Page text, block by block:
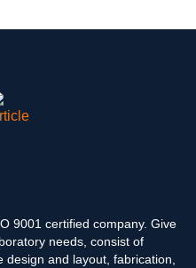
9001 certified company. Give
needs, consist of
and layout, fabrication,